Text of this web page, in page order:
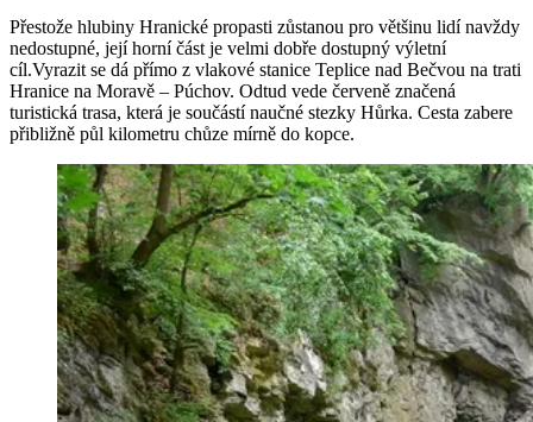
Přestože hlubiny Hranické propasti zůstanou pro většinu lidí navždy
nedostupné, její horní část je velmi dobře dostupný výletní
cíl.Vyrazit se dá přímo z vlakové stanice Teplice nad Bečvou na trati
Hranice na Moravě – Púchov. Odtud vede červeně značená
turistická trasa, která je součástí naučné stezky Hůrka. Cesta zabere
přibližně půl kilometru chůze mírně do kopce.